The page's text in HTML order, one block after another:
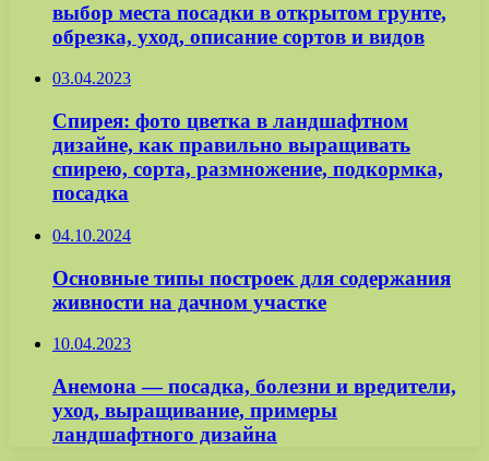
выбор места посадки в открытом грунте,
обрезка, уход, описание сортов и видов
03.04.2023
Спирея: фото цветка в ландшафтном
дизайне, как правильно выращивать
спирею, сорта, размножение, подкормка,
посадка
04.10.2024
Основные типы построек для содержания
живности на дачном участке
10.04.2023
Анемона — посадка, болезни и вредители,
уход, выращивание, примеры
ландшафтного дизайна